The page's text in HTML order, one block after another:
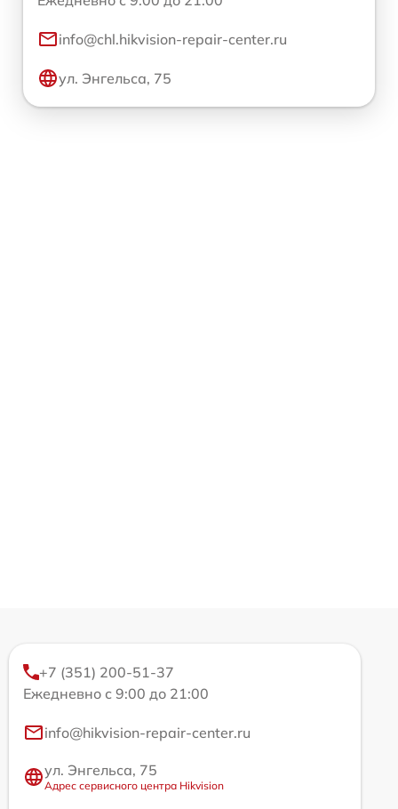
info@chl.hikvision-repair-center.ru
ул. Энгельса, 75
+7 (351) 200-51-37
Ежедневно с 9:00 до 21:00
info@hikvision-repair-center.ru
ул. Энгельса, 75
Адрес сервисного центра Hikvision